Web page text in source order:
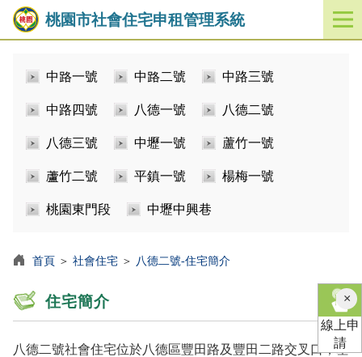
桃園市社會住宅申租管理系統
開
啟
中路一號 中路二號 中路三號
中路四號 八德一號 八德二號
八德三號 中壢一號 蘆竹一號
蘆竹二號 平鎮一號 楊梅一號
桃園東門段 中壢中興巷
首頁 ＞ 社會住宅 ＞ 八德二號-住宅簡介
住宅簡介
八德二號社會住宅位於八德區豐田路及豐田二路交叉口，基
×關
閉
線上申
請